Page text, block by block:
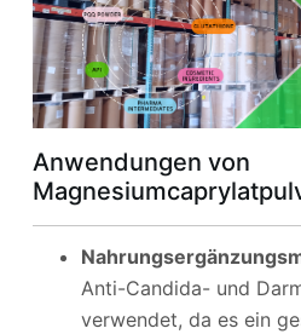
Anwendungen von
Anti-Candida- und
verwendet, da es ein